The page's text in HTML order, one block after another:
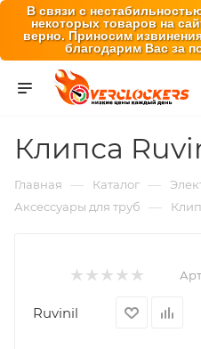
В связи с
некоторых товаров на
верно. Приносим
благодарим Вас за
Клипса
Главная — Каталог —
Аксессуары для труб —
Ruvinil